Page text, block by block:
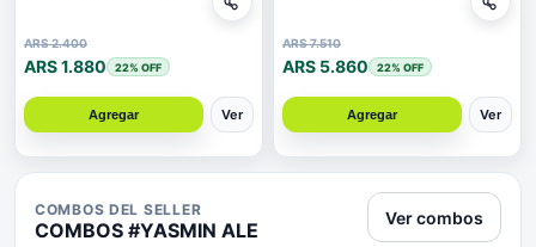
ARS 2.400
ARS 1.880 22% OFF
Agregar Ver
ARS 7.510
ARS 5.860 22% OFF
Agregar Ver
COMBOS DEL SELLER
COMBOS #YASMIN ALE
Ver combos